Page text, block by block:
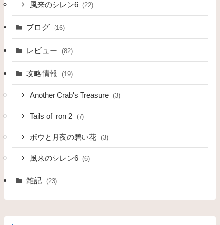
風来のシレン6 (22)
ブログ (16)
レビュー (82)
攻略情報 (19)
Another Crab's Treasure (3)
Tails of Iron 2 (7)
ボウと月夜の碧い花 (3)
風来のシレン6 (6)
雑記 (23)